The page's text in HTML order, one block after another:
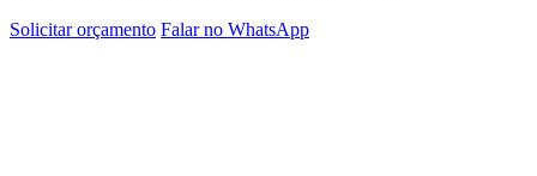
Solicitar orçamento Falar no WhatsApp